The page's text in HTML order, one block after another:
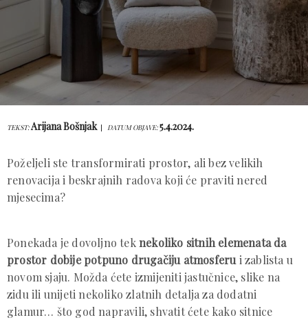
TEKST:Arijana Bošnjak DATUM OBJAVE:5.4.2024.
Poželjeli ste transformirati prostor, ali bez velikih
renovacija i beskrajnih radova koji će praviti nered
mjesecima?
Ponekada je dovoljno teknekoliko sitnih elemenata da
prostor dobije potpuno drugačiju atmosferu i zablista u
novom sjaju. Možda ćete izmijeniti jastučnice, slike na
zidu ili unijeti nekoliko zlatnih detalja za dodatni
glamur… što god napravili, shvatit ćete kako sitnice